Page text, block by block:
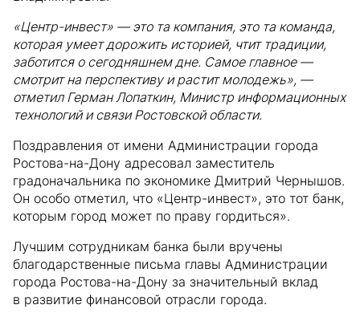
«Центр-инвест» — это та компания, это та команда,
которая умеет дорожить историей, чтит традиции,
заботится о сегодняшнем дне. Самое главное —
смотрит на перспективу и растит молодежь», —
отметил Герман Лопаткин, Министр информационных
технологий и связи Ростовской области.
Поздравления от имени Администрации города
Ростова-на-Дону адресовал заместитель
градоначальника по экономике Дмитрий Чернышов.
Он особо отметил, что «Центр-инвест», это тот банк,
которым город может по праву гордиться».
Лучшим сотрудникам банка были вручены
благодарственные письма главы Администрации
города Ростова-на-Дону за значительный вклад
в развитие финансовой отрасли города.